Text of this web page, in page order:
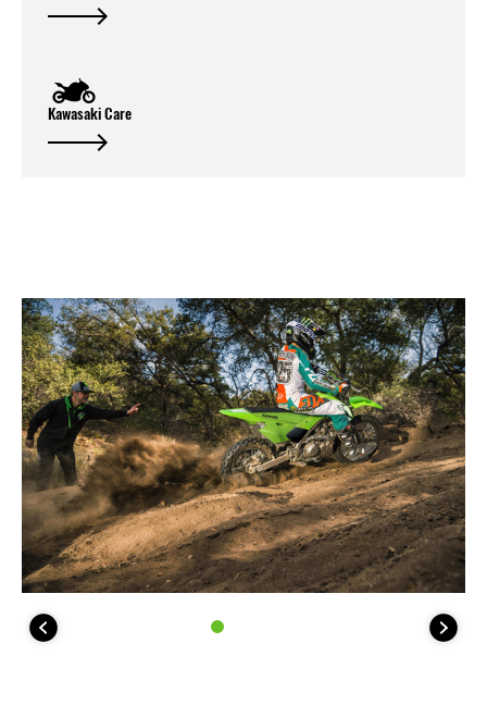
Kawasaki Care